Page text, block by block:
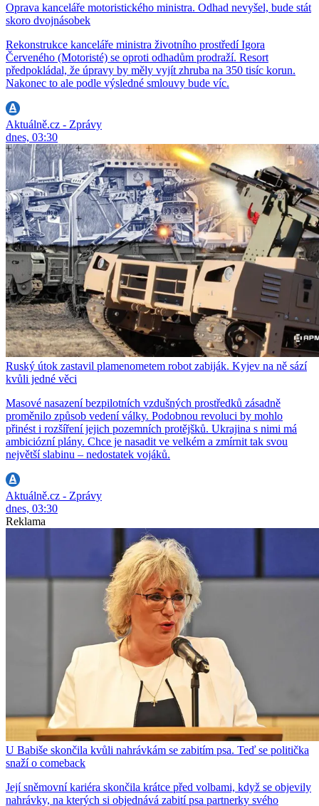
Oprava kanceláře motoristického ministra. Odhad nevyšel, bude stát
skoro dvojnásobek
Rekonstrukce kanceláře ministra životního prostředí Igora
Červeného (Motoristé) se oproti odhadům prodraží. Resort
předpokládal, že úpravy by měly vyjít zhruba na 350 tisíc korun.
Nakonec to ale podle výsledné smlouvy bude víc.
Aktuálně.cz - Zprávy
dnes, 03:30
Ruský útok zastavil plamenometem robot zabiják. Kyjev na ně sází
kvůli jedné věci
Masové nasazení bezpilotních vzdušných prostředků zásadně
proměnilo způsob vedení války. Podobnou revoluci by mohlo
přinést i rozšíření jejich pozemních protějšků. Ukrajina s nimi má
ambiciózní plány. Chce je nasadit ve velkém a zmírnit tak svou
největší slabinu – nedostatek vojáků.
Aktuálně.cz - Zprávy
dnes, 03:30
Reklama
U Babiše skončila kvůli nahrávkám se zabitím psa. Teď se politička
snaží o comeback
Její sněmovní kariéra skončila krátce před volbami, když se objevily
nahrávky, na kterých si objednává zabití psa partnerky svého